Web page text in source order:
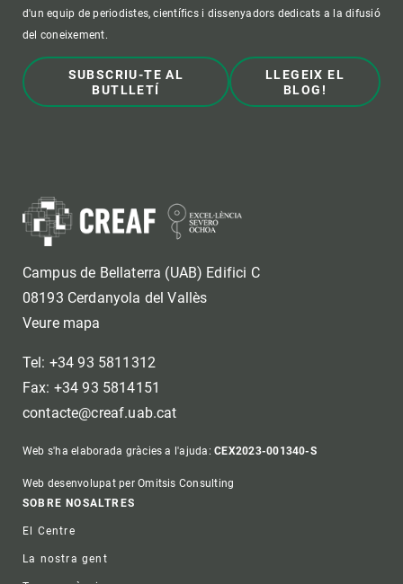
d'un equip de periodistes, científics i dissenyadors dedicats a la difusió
del coneixement.
SUBSCRIU-TE AL
BUTLLETÍ
LLEGEIX EL
BLOG!
Campus de Bellaterra (UAB) Edifici C
08193 Cerdanyola del Vallès
Veure mapa
Tel: +34 93 5811312
Fax: +34 93 5814151
contacte@creaf.uab.cat
Web s'ha elaborada gràcies a l'ajuda:CEX2023-001340-S
Web desenvolupat per Omitsis Consulting
Footer
SOBRE NOSALTRES
El Centre
La nostra gent